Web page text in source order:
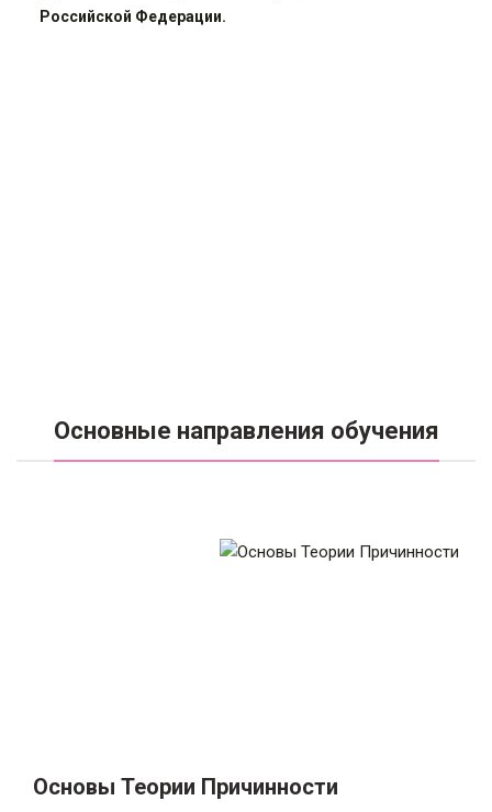
Российской Федерации.
Основные направления обучения
Основы Теории Причинности